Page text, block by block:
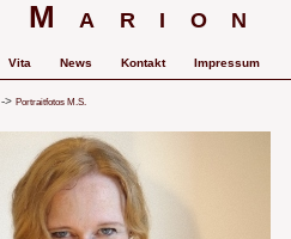
Vita News Kontakt Impressum
->Portraitfotos M.S.